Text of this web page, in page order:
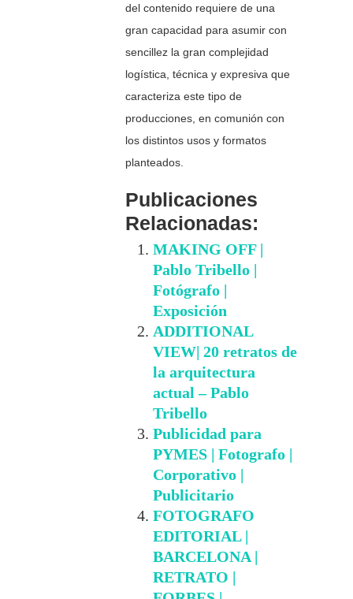
del contenido requiere de una
gran capacidad para asumir con
sencillez la gran complejidad
logística, técnica y expresiva que
caracteriza este tipo de
producciones, en comunión con
los distintos usos y formatos
planteados.
Publicaciones
Relacionadas:
MAKING OFF |
Pablo Tribello |
Fotógrafo |
Exposición
ADDITIONAL
VIEW| 20 retratos de
la arquitectura
actual – Pablo
Tribello
Publicidad para
PYMES | Fotografo |
Corporativo |
Publicitario
FOTOGRAFO
EDITORIAL |
BARCELONA |
RETRATO |